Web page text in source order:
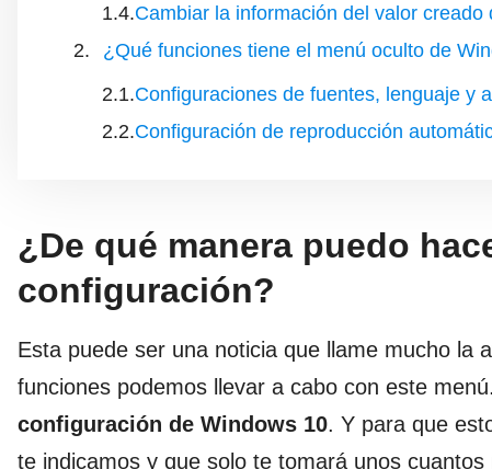
Cambiar la información del valor creado
¿Qué funciones tiene el menú oculto de
Configuraciones de fuentes, lenguaje y
Configuración de reproducción
¿De qué manera puedo
configuración?
Esta puede ser una noticia que llame mucho la
funciones podemos llevar a cabo con este
configuración de Windows 10. Y para que
te indicamos y que solo te tomará unos cuantos